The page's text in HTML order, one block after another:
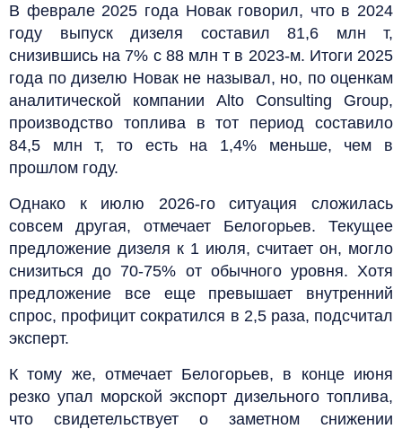
В феврале 2025 года Новак говорил, что в 2024
году выпуск дизеля составил 81,6 млн т,
снизившись на 7% с 88 млн т в 2023-м. Итоги 2025
года по дизелю Новак не называл, но, по оценкам
аналитической компании Alto Consulting Group,
производство топлива в тот период составило
84,5 млн т, то есть на 1,4% меньше, чем в
прошлом году.
Однако к июлю 2026-го ситуация сложилась
совсем другая, отмечает Белогорьев. Текущее
предложение дизеля к 1 июля, считает он, могло
снизиться до 70-75% от обычного уровня. Хотя
предложение все еще превышает внутренний
спрос, профицит сократился в 2,5 раза, подсчитал
эксперт.
К тому же, отмечает Белогорьев, в конце июня
резко упал морской экспорт дизельного топлива,
что свидетельствует о заметном снижении